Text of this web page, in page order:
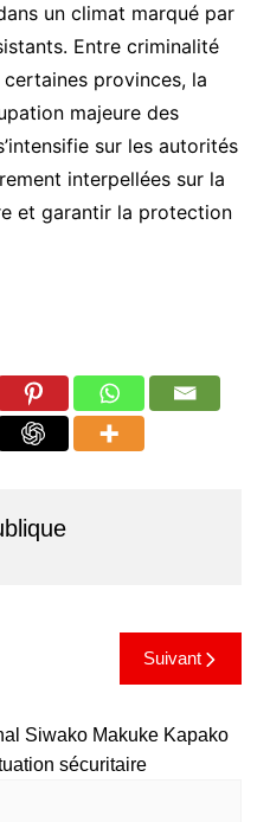
un climat marqué par
Entre criminalité
provinces, la
majeure des
sur les autorités
interpellées sur la
et garantir la protection
Suivant